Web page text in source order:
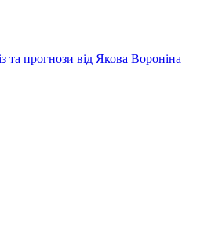
та прогнози від Якова Вороніна